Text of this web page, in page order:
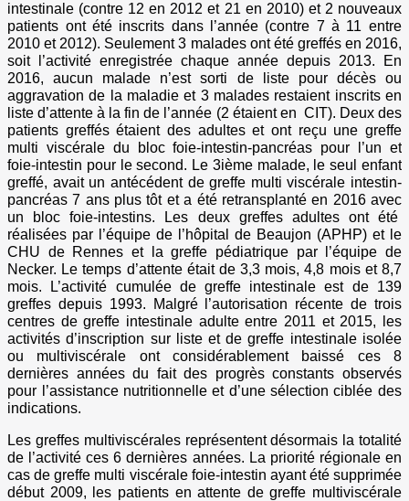
intestinale (contre 12 en 2012 et 21 en 2010) et 2 nouveaux
patients ont été inscrits dans l’année (contre 7 à 11 entre
2010 et 2012). Seulement 3 malades ont été greffés en 2016,
soit l’activité enregistrée chaque année depuis 2013. En
2016, aucun malade n’est sorti de liste pour décès ou
aggravation de la maladie et 3 malades restaient inscrits en
liste d’attente à la fin de l’année (2 étaient en CIT). Deux des
patients greffés étaient des adultes et ont reçu une greffe
multi viscérale du bloc foie-intestin-pancréas pour l’un et
foie-intestin pour le second. Le 3ième malade, le seul enfant
greffé, avait un antécédent de greffe multi viscérale intestin-
pancréas 7 ans plus tôt et a été retransplanté en 2016 avec
un bloc foie-intestins. Les deux greffes adultes ont été
réalisées par l’équipe de l’hôpital de Beaujon (APHP) et le
CHU de Rennes et la greffe pédiatrique par l’équipe de
Necker. Le temps d’attente était de 3,3 mois, 4,8 mois et 8,7
mois. L’activité cumulée de greffe intestinale est de 139
greffes depuis 1993. Malgré l’autorisation récente de trois
centres de greffe intestinale adulte entre 2011 et 2015, les
activités d’inscription sur liste et de greffe intestinale isolée
ou multiviscérale ont considérablement baissé ces 8
dernières années du fait des progrès constants observés
pour l’assistance nutritionnelle et d’une sélection ciblée des
indications.
Les greffes multiviscérales représentent désormais la totalité
de l’activité ces 6 dernières années. La priorité régionale en
cas de greffe multi viscérale foie-intestin ayant été supprimée
début 2009, les patients en attente de greffe multiviscérale